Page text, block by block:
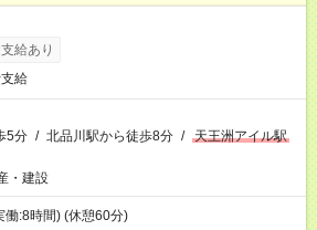
給あり
給
5分 / 北品川駅から徒歩8分 / 天王洲アイル駅
・建設
働:8時間) (休憩60分)